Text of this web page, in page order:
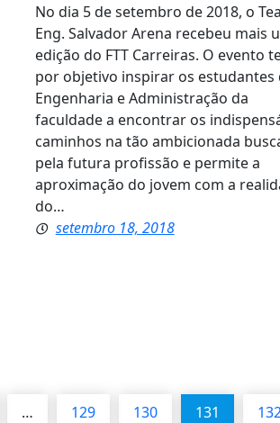
No dia 5 de setembro de 2018, o
Eng. Salvador Arena recebeu mais
edição do FTT Carreiras. O evento
por objetivo inspirar os estudantes
Engenharia e Administração da
faculdade a encontrar os
caminhos na tão ambicionada
pela futura profissão e permite a
aproximação do jovem com a
do…
setembro 18, 2018
… 129 130 131